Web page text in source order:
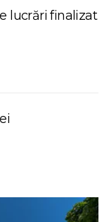
lucrări finalizat